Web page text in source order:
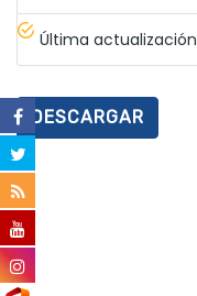
Última actualización
DESCARGAR